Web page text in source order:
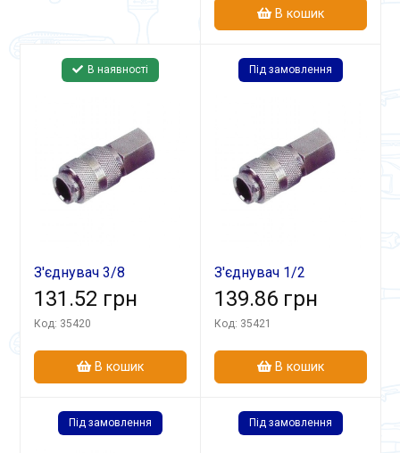
В кошик
В наявності
З'єднувач 3/8
швидкоз'ємний СБ-1
131.52 грн
Код: 35420
В кошик
Під замовлення
З'єднувач 1/2
швидкоз'ємний СБ-1
139.86 грн
Код: 35421
В кошик
Під замовлення Під замовлення